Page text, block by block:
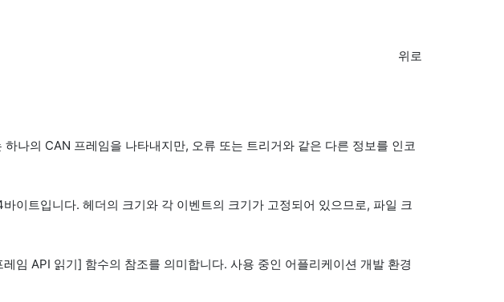
위로
나의 CAN 프레임을 나타내지만, 오류 또는 트리거와 같은 다른 정보를 인코
이트입니다. 헤더의 크기와 각 이벤트의 크기가 고정되어 있으므로, 파일 크
임 API 읽기] 함수의 참조를 의미합니다. 사용 중인 어플리케이션 개발 환경